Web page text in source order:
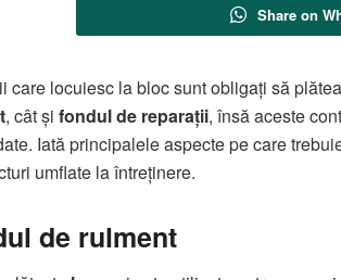
Share on
care locuiesc la bloc sunt obligați să
, cât și fondul de reparații, însă aceste
Iată principalele aspecte pe care
umflate la întreținere.
de rulment